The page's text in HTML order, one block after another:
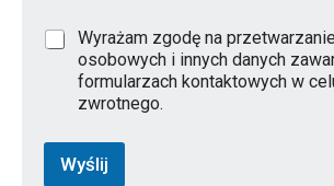
a
Wyrażam zgodę na
osobowych i innych danych
formularzach kontaktowych w
zwrotnego.
Wyślij